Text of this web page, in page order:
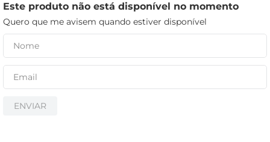
Este produto não está disponível no momento
Quero que me avisem quando estiver disponível
ENVIAR
iogurte
papel higiênico